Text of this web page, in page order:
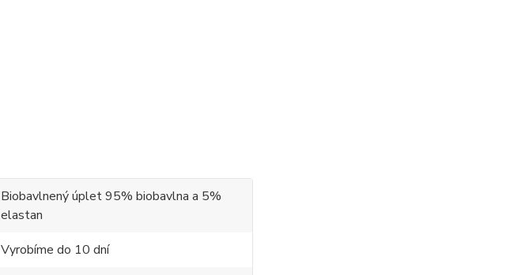
Biobavlnený úplet 95% biobavlna a 5%
elastan
Vyrobíme do 10 dní